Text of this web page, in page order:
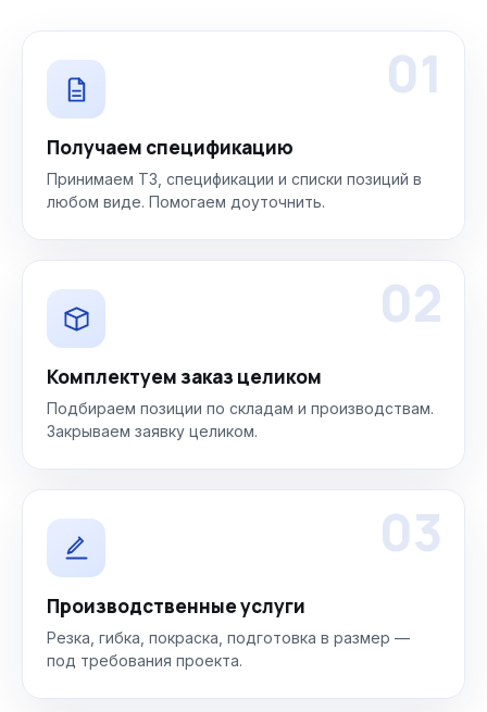
01
Получаем спецификацию
Принимаем ТЗ, спецификации и списки позиций в
любом виде. Помогаем доуточнить.
02
Комплектуем заказ целиком
Подбираем позиции по складам и производствам.
Закрываем заявку целиком.
03
Производственные услуги
Резка, гибка, покраска, подготовка в размер —
под требования проекта.